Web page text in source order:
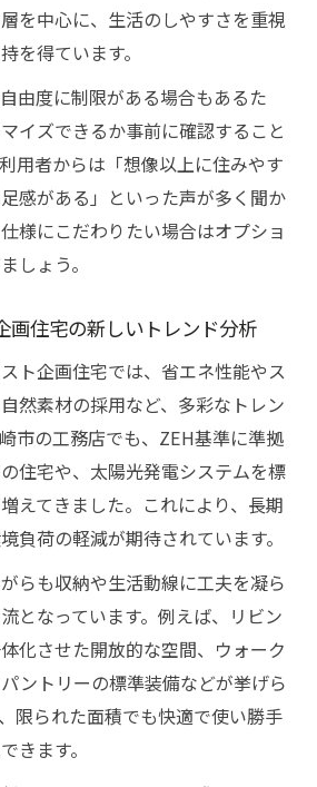
を中心に、生活のしやすさを重視
を得ています。
由度に制限がある場合もあるた
イズできるか事前に確認すること
用者からは「想像以上に住みやす
感がある」といった声が多く聞か
様にこだわりたい場合はオプショ
しょう。
画住宅の新しいトレンド分析
ト企画住宅では、省エネ性能やス
然素材の採用など、多彩なトレン
市の工務店でも、ZEH基準に準拠
住宅や、太陽光発電システムを標
えてきました。これにより、長期
負荷の軽減が期待されています。
らも収納や生活動線に工夫を凝ら
となっています。例えば、リビン
化させた開放的な空間、ウォーク
ントリーの標準装備などが挙げら
限られた面積でも快適で使い勝手
きます。